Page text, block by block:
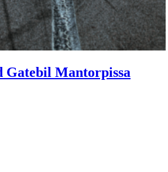
Gatebil Mantorpissa